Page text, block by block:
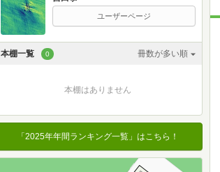
ユーザーページ
本棚一覧 0 冊数が多い順
登録日時が新しい順
登録日時が古い順
名前昇順
名前降順
本棚はありません
「2025年年間ランキング一覧」はこちら！